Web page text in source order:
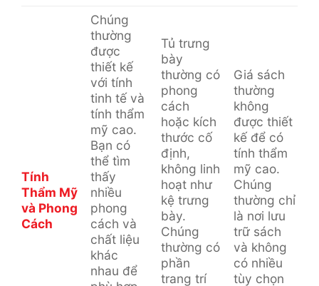
Tính
Thẩm Mỹ
và Phong
Cách
Chúng
thường
được
thiết kế
với tính
tinh tế và
tính thẩm
mỹ cao.
Bạn có
thể tìm
thấy
nhiều
phong
cách và
chất liệu
khác
nhau để
Tủ trưng
bày
thường có
phong
cách
hoặc kích
thước cố
định,
không linh
hoạt như
kệ trưng
bày.
Chúng
thường có
phần
trang trí
Giá sách
thường
không
được thiết
kế để có
tính thẩm
mỹ cao.
Chúng
thường chỉ
là nơi lưu
trữ sách
và không
có nhiều
tùy chọn